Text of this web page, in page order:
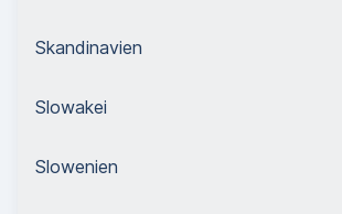
Skandinavien
Slowakei
Slowenien